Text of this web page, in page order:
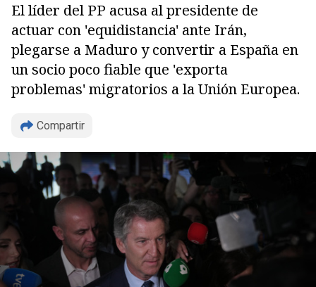
El líder del PP acusa al presidente de
actuar con 'equidistancia' ante Irán,
plegarse a Maduro y convertir a España en
un socio poco fiable que 'exporta
problemas' migratorios a la Unión Europea.
Compartir